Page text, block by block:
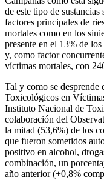
de este tipo de
factores principales de
mortales como en los
presente en el 13% de
y, como factor
víctimas mortales, con
Tal y como se
Toxicológicos en
Instituto Nacional de
colaboración del
la mitad (53,6%) de los
que fueron sometidos
positivo en alcohol,
combinación, un
año anterior (+0,8%